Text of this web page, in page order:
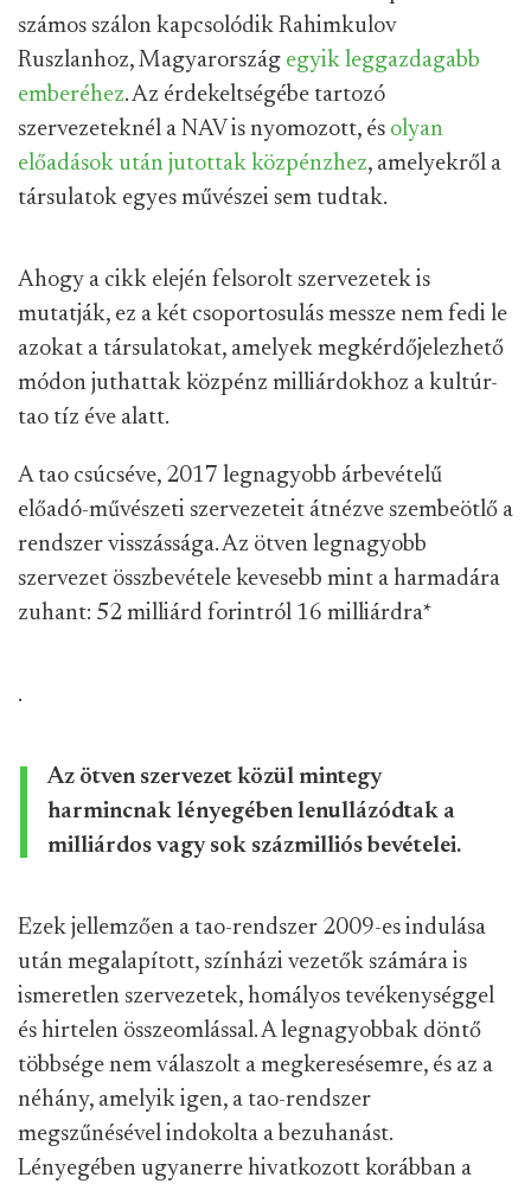
számos szálon kapcsolódik Rahimkulov
Ruszlanhoz, Magyarország egyik leggazdagabb
emberéhez. Az érdekeltségébe tartozó
szervezeteknél a NAV is nyomozott, és olyan
előadások után jutottak közpénzhez, amelyekről a
társulatok egyes művészei sem tudtak.
Ahogy a cikk elején felsorolt szervezetek is
mutatják, ez a két csoportosulás messze nem fedi le
azokat a társulatokat, amelyek megkérdőjelezhető
módon juthattak közpénz milliárdokhoz a kultúr-
tao tíz éve alatt.
A tao csúcséve, 2017 legnagyobb árbevételű
előadó-művészeti szervezeteit átnézve szembeötlő a
rendszer visszássága. Az ötven legnagyobb
szervezet összbevétele kevesebb mint a harmadára
zuhant: 52 milliárd forintról 16 milliárdra*
.
Az ötven szervezet közül mintegy
harmincnak lényegében lenullázódtak a
milliárdos vagy sok százmilliós bevételei.
Ezek jellemzően a tao-rendszer 2009-es indulása
után megalapított, színházi vezetők számára is
ismeretlen szervezetek, homályos tevékenységgel
és hirtelen összeomlással. A legnagyobbak döntő
többsége nem válaszolt a megkeresésemre, és az a
néhány, amelyik igen, a tao-rendszer
megszűnésével indokolta a bezuhanást.
Lényegében ugyanerre hivatkozott korábban a